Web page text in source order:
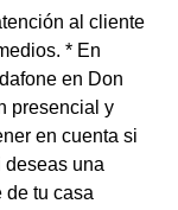
al cliente
* En
en Don
presencial y
en cuenta si
deseas una
de tu casa